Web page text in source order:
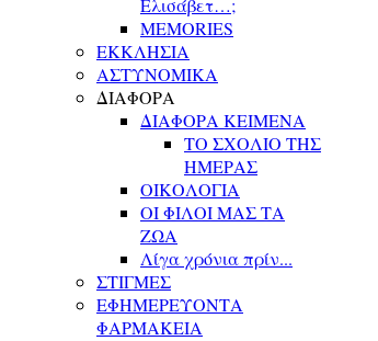
Ελισάβετ…;
MEMORIES
ΕΚΚΛΗΣΙΑ
ΑΣΤΥΝΟΜΙΚΑ
ΔΙΑΦΟΡΑ
ΔΙΑΦΟΡΑ ΚΕΙΜΕΝΑ
ΤΟ ΣΧΟΛΙΟ ΤΗΣ
ΗΜΕΡΑΣ
ΟΙΚΟΛΟΓΙΑ
ΟΙ ΦΙΛΟΙ ΜΑΣ ΤΑ
ΖΩΑ
Λίγα χρόνια πρίν...
ΣΤΙΓΜΕΣ
ΕΦΗΜΕΡΕΥΟΝΤΑ
ΦΑΡΜΑΚΕΙΑ